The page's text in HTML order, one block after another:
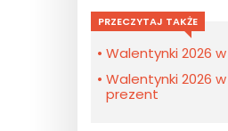
PRZECZYTAJ TAKŻE
Walentynki 2026
Walentynki 2026
prezent